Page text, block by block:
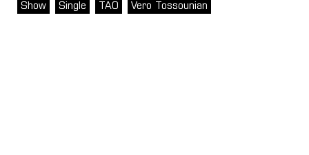
Show Single TAO Vero Tossounian